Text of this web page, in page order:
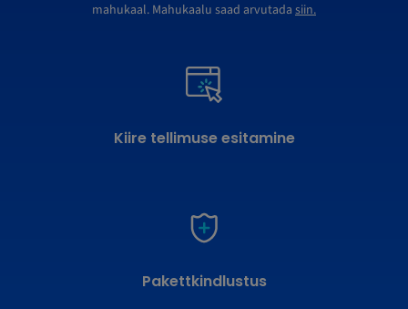
mahukaal. Mahukaalu saad arvutada siin.
Kiire tellimuse esitamine
Pakettkindlustus